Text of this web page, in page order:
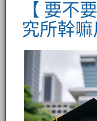
【 要不
究所幹嘛